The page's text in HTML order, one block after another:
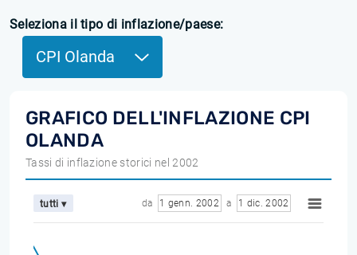
Seleziona il tipo di inflazione/paese:
CPI Olanda
GRAFICO DELL'INFLAZIONE CPI
OLANDA
Tassi di inflazione storici nel 2002
tutti ▾ da 1 genn. 2002 a 1 dic. 2002